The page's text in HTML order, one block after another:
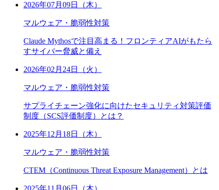
2026年07月09日（木）
マルウェア・脆弱性対策
Claude Mythosで注目高まる！フロンティアAIがもたら
すサイバー脅威と備え
2026年02月24日（火）
マルウェア・脆弱性対策
サプライチェーン強化に向けたセキュリティ対策評価
制度（SCS評価制度）とは？
2025年12月18日（木）
マルウェア・脆弱性対策
CTEM（Continuous Threat Exposure Management）とは